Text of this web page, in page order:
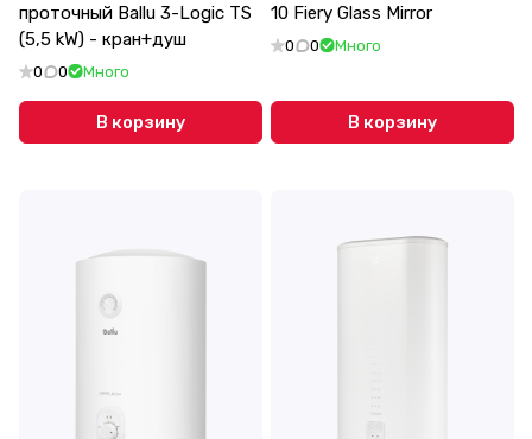
проточный Ballu 3-Logic TS
(5,5 kW) - кран+душ
0 0 Много
В корзину
10 Fiery Glass Mirror
0 0 Много
В корзину